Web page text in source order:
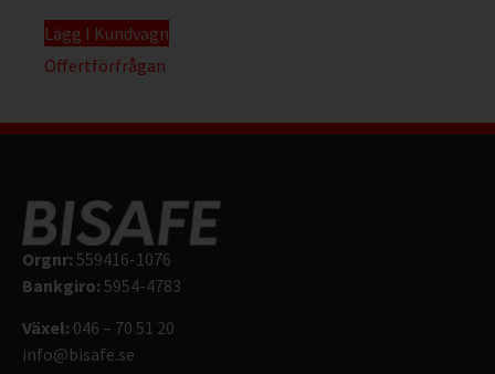
Lägg I Kundvagn
Offertförfrågan
Orgnr: 559416-1076
Bankgiro: 5954-4783
Växel: 046 – 70 51 20
info@bisafe.se